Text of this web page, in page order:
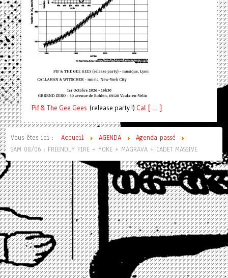
Pif& The Gee Gees (release party !) Cal [ ... ]
Vous êtes ici : Accueil AGENDA
Agenda passé
SAM 08/06 : FRIENDLY FIRE + YOKE + MAGRAVA + CADET MASSIVE